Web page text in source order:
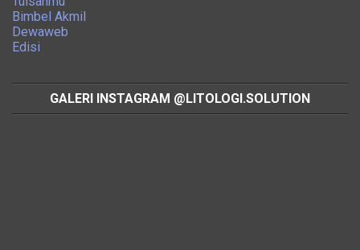
Bimbel Akmil
Dewaweb
Edisi
GALERI INSTAGRAM @LITOLOGI.SOLUTION